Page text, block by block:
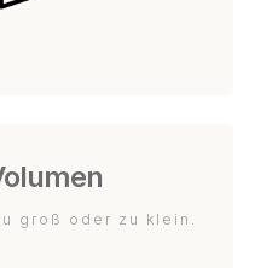
groß oder zu klein.